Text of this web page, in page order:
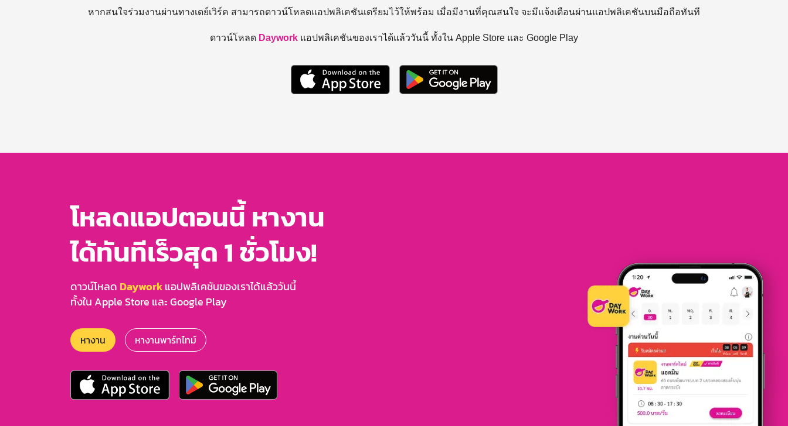
หากสนใจร่วมงานผ่านทางเดย์เวิร์ค สามารถดาวน์โหลดแอปพลิเคชันเตรียมไว้ให้พร้อม เมื่อมีงานที่คุณสนใจ จะมีแจ้งเตือนผ่านแอปพลิเคชันบนมือถือทันที
ดาวน์โหลด Daywork แอปพลิเคชันของเราได้แล้ววันนี้ ทั้งใน Apple Store และ Google Play
โหลดแอปตอนนี้ หางาน
ได้ทันทีเร็วสุด 1 ชั่วโมง!
ดาวน์โหลด Dayworkแอปพลิเคชันของเราได้แล้ววันนี้
ทั้งใน Apple Store และ Google Play
หางาน หางานพาร์ทไทม์